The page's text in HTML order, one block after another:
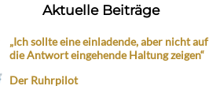
Aktuelle Beiträge
„Ich sollte eine einladende, aber nicht auf
die Antwort eingehende Haltung zeigen“
Der Ruhrpilot